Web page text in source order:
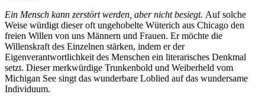
Ein Mensch kann zerstört werden, aber nicht besiegt. Auf solche
Weise würdigt dieser oft ungehobelte Wüterich aus Chicago den
freien Willen von uns Männern und Frauen. Er möchte die
Willenskraft des Einzelnen stärken, indem er der
Eigenverantwortlichkeit des Menschen ein literarisches Denkmal
setzt. Dieser merkwürdige Trunkenbold und Weiberheld vom
Michigan See singt das wunderbare Loblied auf das wundersame
Individuum.